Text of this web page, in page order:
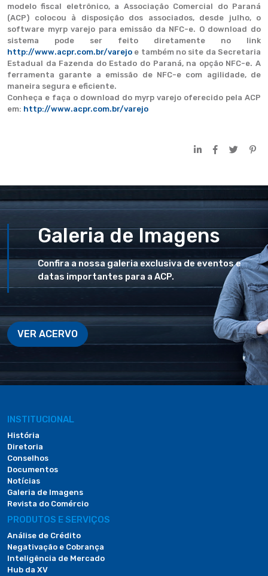
modelo fiscal eletrônico, a Associação Comercial do Paraná
(ACP) colocou à disposição dos associados, desde julho, o
software myrp varejo para emissão da NFC-e. O download do
sistema pode ser feito diretamente no link
http://www.acpr.com.br/varejo e também no site da Secretaria
Estadual da Fazenda do Estado do Paraná, na opção NFC-e. A
ferramenta garante a emissão de NFC-e com agilidade, de
maneira segura e eficiente.
Conheça e faça o download do myrp varejo oferecido pela ACP
em: http://www.acpr.com.br/varejo
Galeria de Imagens
Confira a nossa galeria exclusiva de eventos e
datas importantes para a ACP.
VER ACERVO
INSTITUCIONAL
História
Diretoria
Conselhos
Documentos
Notícias
Galeria de Imagens
Revista do Comércio
PRODUTOS E SERVIÇOS
Análise de Crédito
Negativação e Cobrança
Inteligência de Mercado
Hub da XV